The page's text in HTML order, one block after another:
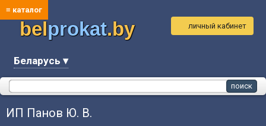
≡ каталог
belprokat.by
Беларусь ▾
личный кабинет
ИП Панов Ю. В.